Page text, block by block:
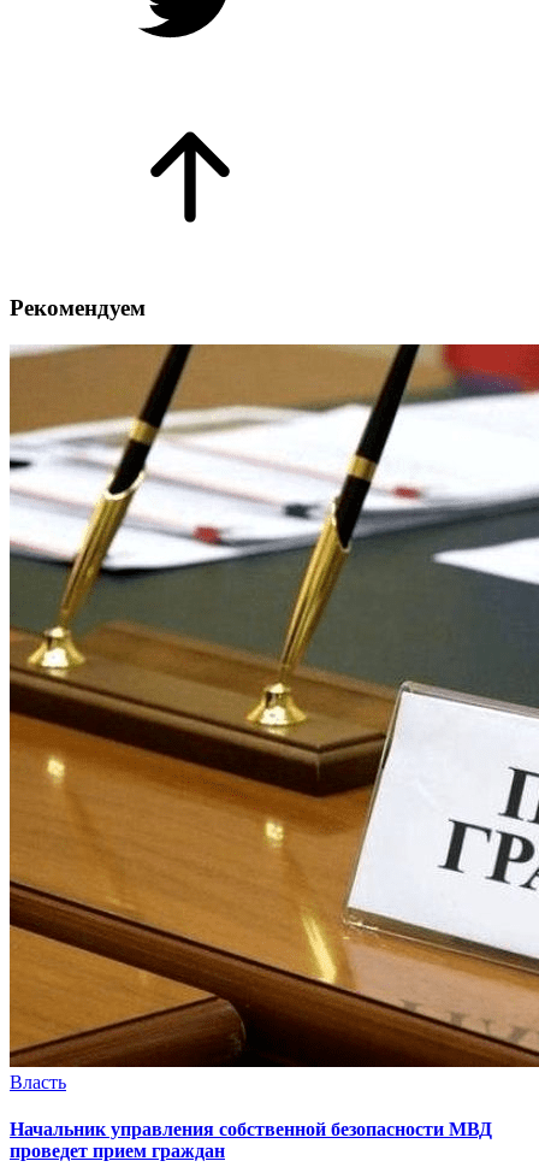
Рекомендуем
Власть
Начальник управления собственной безопасности МВД
проведет прием граждан